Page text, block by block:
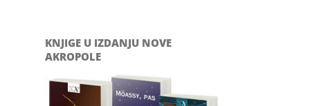
KNJIGE U IZDANJU NOVE
AKROPOLE